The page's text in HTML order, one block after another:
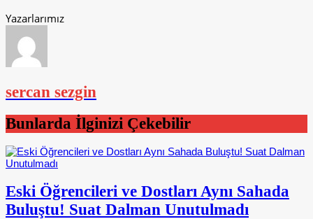
Yazarlarımız
sercan sezgin
Bunlarda İlginizi Çekebilir
Eski Öğrencileri ve Dostları Aynı Sahada
Buluştu! Suat Dalman Unutulmadı